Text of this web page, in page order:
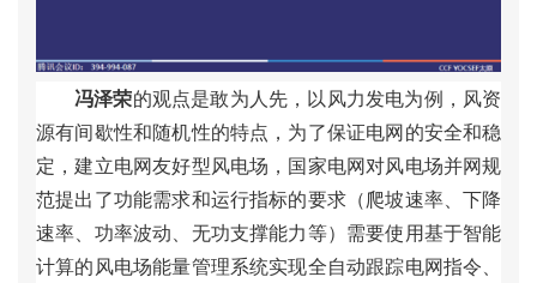
冯泽荣的观点是敢为人先 ， 以风力发电为例 ， 风资
源有间歇性和随机性的特点 ， 为了保证电网的安全和稳
定 ，建立电网友好型风电场 ， 国家电网对风电场并网规
范提出了功能需求和运行指标的要求 （爬坡速率、下降
速率、 功率波动、 无功支撑能力等） 需要使用基于智能
计算的风电场能量管理系统实现全自动跟踪电网指令、